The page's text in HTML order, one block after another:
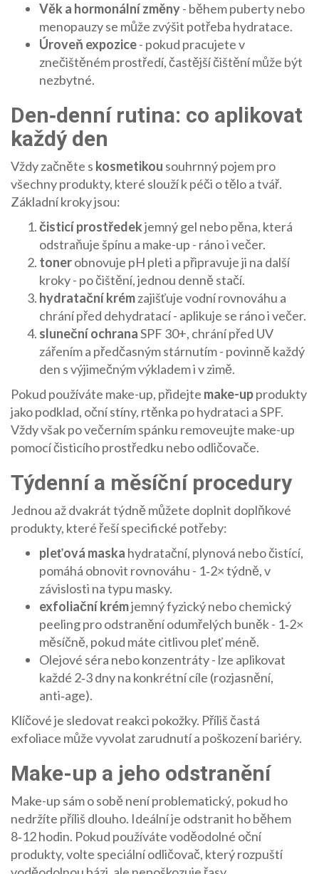
Věk a hormonální změny- během puberty nebo
menopauzy se může zvýšit potřeba hydratace.
Úroveň expozice- pokud pracujete v
znečištěném prostředí, častější čištění může být
nezbytné.
Den‑denní rutina: co aplikovat
každý den
Vždy začněte s kosmetikou souhrnný pojem pro
všechny produkty, které slouží k péči o tělo a tvář.
Základní kroky jsou:
čisticí prostředekjemný gel nebo pěna, která
odstraňuje špínu a make-up - ráno i večer.
tonerobnovuje pH pleti a připravuje ji na další
kroky- po čištění, jednou denně stačí.
hydratační krémzajišťuje vodní rovnováhu a
chrání před dehydratací- aplikuje se ráno i večer.
sluneční ochranaSPF 30+, chrání před UV
zářením a předčasným stárnutím- povinně každý
den s výjimečným výkladem i v zimě.
Pokud používáte make-up, přidejte make-upprodukty
jako podklad, oční stíny, rtěnka po hydrataci a SPF.
Vždy však po večerním spánku removeujte make-up
pomocí čisticího prostředku nebo odličovače.
Týdenní a měsíční procedury
Jednou až dvakrát týdně můžete doplnit doplňkové
produkty, které řeší specifické potřeby:
pleťová maska hydratační, plynová nebo čistící,
pomáhá obnovit rovnováhu - 1‑2× týdně, v
závislosti na typu masky.
exfoliační krémjemný fyzický nebo chemický
peeling pro odstranění odumřelých buněk- 1‑2×
měsíčně, pokud máte citlivou pleť méně.
Olejové séra nebo konzentráty - lze aplikovat
každé 2‑3 dny na konkrétní cíle (rozjasnění,
anti‑age).
Klíčové je sledovat reakci pokožky. Příliš častá
exfoliace může vyvolat zarudnutí a poškození bariéry.
Make-up a jeho odstranění
Make-up sám o sobě není problematický, pokud ho
nedržíte příliš dlouho. Ideální je odstranit ho během
8‑12 hodin. Pokud používáte voděodolné oční
produkty, volte speciální odličovač, který rozpuští